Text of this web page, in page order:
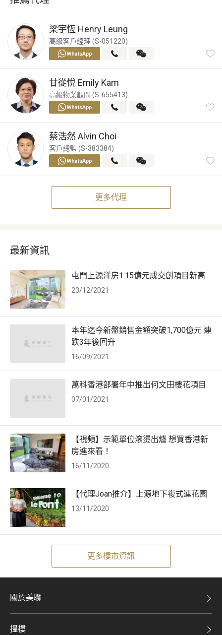
梁宇恆 Henry Leung
高級客戶經理 (S-051220)
甘從悅 Emily Kam
高級物業顧問 (S-655413)
蔡浩然 Alvin Choi
客戶總監 (S-383384)
更多代理
最新資訊
更多樓市資訊
屯門上源洋房1.15億元成交創項目新高
23/12/2021
本年迄今新盤銷售金額突破1,700億元 連
跌3年後回升
16/09/2021
萬科香港部署年中推出何文田樓花項目
07/01/2021
【視頻】示範單位滾燙出爐 想買香港新
房進來看！
16/11/2020
【代理Joan推介】上源地下複式連花園
13/11/2020
關於美聯
美聯集團
搵樓